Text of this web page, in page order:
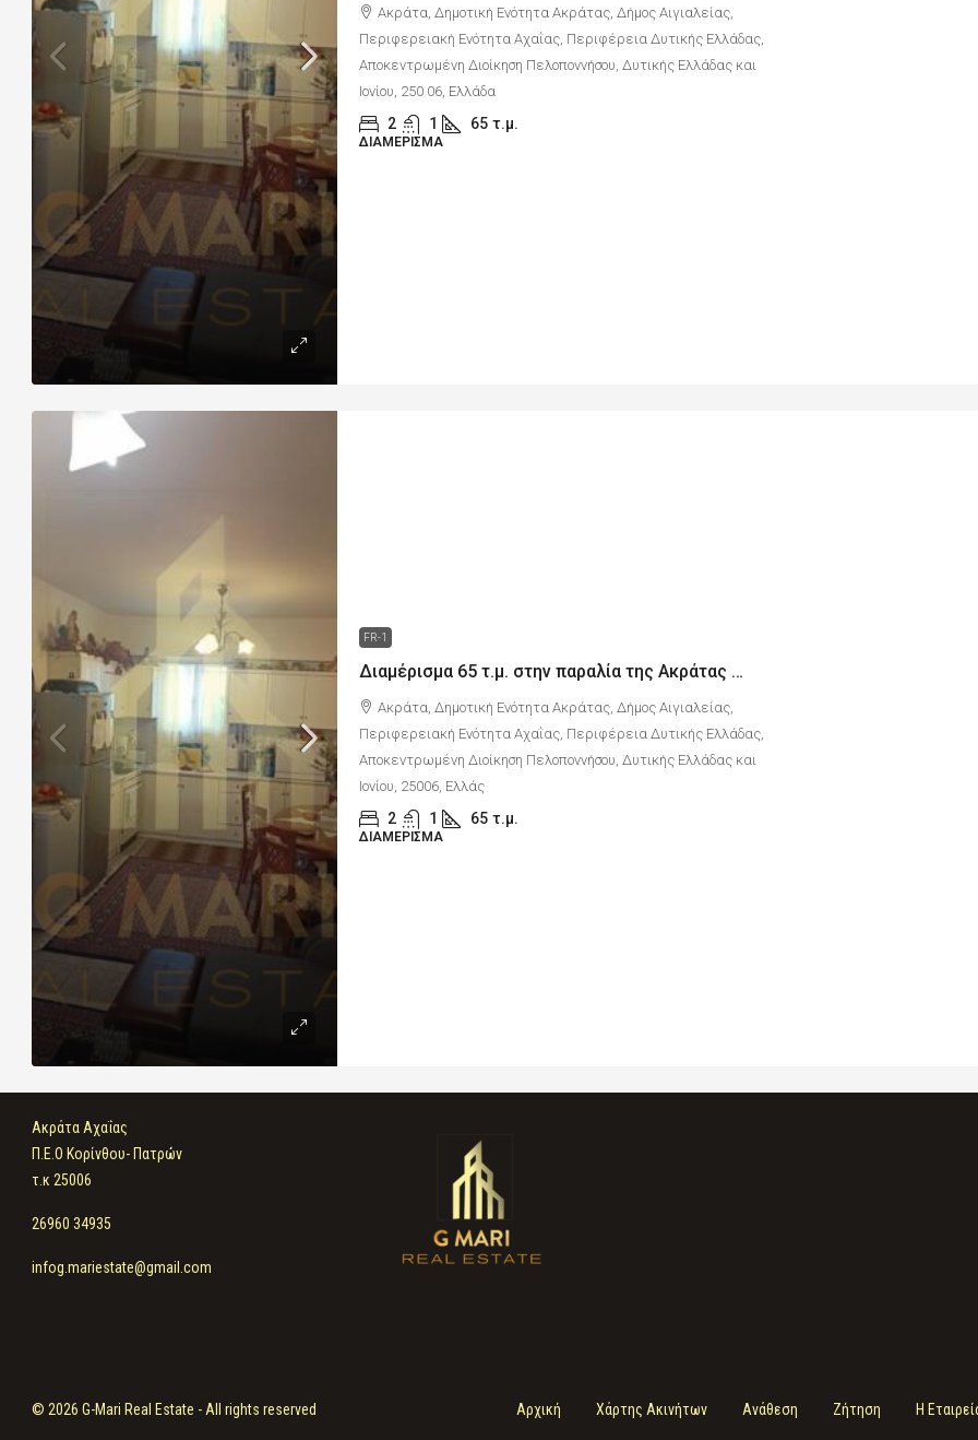
Ακράτα, Δημοτική Ενότητα Ακράτας, Δήμος Αιγιαλείας,
Περιφερειακή Ενότητα Αχαΐας, Περιφέρεια Δυτικής Ελλάδας,
Αποκεντρωμένη Διοίκηση Πελοποννήσου, Δυτικής Ελλάδας και
Ιονίου, 250 06, Ελλάδα
2 1 65 τ.μ.
ΔΙΑΜΈΡΙΣΜΑ
FR-1
Διαμέρισμα 65 τ.μ. στην παραλία της Ακράτας Αχαΐας
Ακράτα, Δημοτική Ενότητα Ακράτας, Δήμος Αιγιαλείας,
Περιφερειακή Ενότητα Αχαΐας, Περιφέρεια Δυτικής Ελλάδας,
Αποκεντρωμένη Διοίκηση Πελοποννήσου, Δυτικής Ελλάδας και
Ιονίου, 25006, Ελλάς
2 1 65 τ.μ.
ΔΙΑΜΈΡΙΣΜΑ
Ακράτα Αχαΐας
Π.Ε.Ο Κορίνθου- Πατρών
τ.κ 25006
26960 34935
infog.mariestate@gmail.com
© 2026 G-Mari Real Estate - All rights reserved Αρχική Χάρτης Ακινήτων Ανάθεση Ζήτηση Η